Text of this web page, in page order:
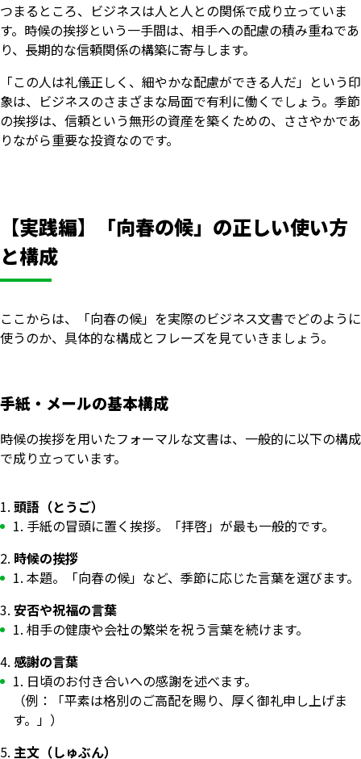
つまるところ、ビジネスは人と人との関係で成り立っていま
す。時候の挨拶という一手間は、相手への配慮の積み重ねであ
り、長期的な信頼関係の構築に寄与します。
「この人は礼儀正しく、細やかな配慮ができる人だ」という印
象は、ビジネスのさまざまな局面で有利に働くでしょう。季節
の挨拶は、信頼という無形の資産を築くための、ささやかであ
りながら重要な投資なのです。
【実践編】「向春の候」の正しい使い方
と構成
ここからは、「向春の候」を実際のビジネス文書でどのように
使うのか、具体的な構成とフレーズを見ていきましょう。
手紙・メールの基本構成
時候の挨拶を用いたフォーマルな文書は、一般的に以下の構成
で成り立っています。
頭語（とうご）
手紙の冒頭に置く挨拶。「拝啓」が最も一般的です。
時候の挨拶
本題。「向春の候」など、季節に応じた言葉を選びます。
安否や祝福の言葉
相手の健康や会社の繁栄を祝う言葉を続けます。
感謝の言葉
日頃のお付き合いへの感謝を述べます。
（例：「平素は格別のご高配を賜り、厚く御礼申し上げま
す。」）
主文（しゅぶん）